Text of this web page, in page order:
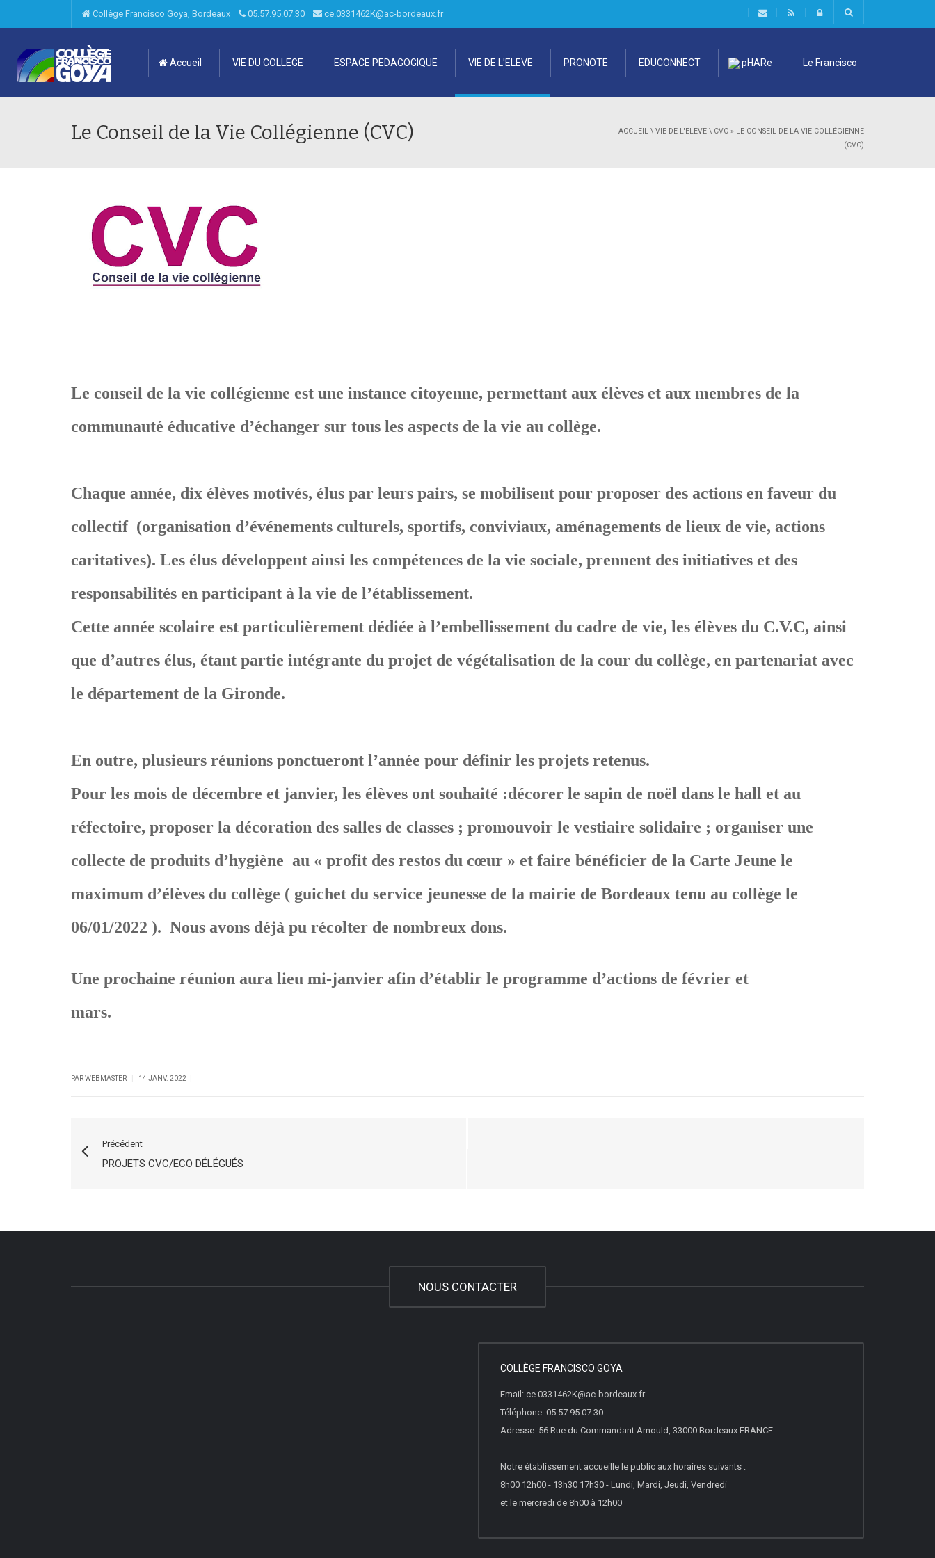
Collège Francisco Goya, Bordeaux 05.57.95.07.30 ce.0331462K@ac-bordeaux.fr
Accueil VIE DU COLLEGE ESPACE PEDAGOGIQUE VIE DE L'ELEVE PRONOTE EDUCONNECT pHARe Le Francisco
Le Conseil de la Vie Collégienne (CVC) ACCUEIL \ VIE DE L'ELEVE \ CVC » LE CONSEIL DE LA VIE COLLÉGIENNE
(CVC)
Le conseil de la vie collégienne est une instance citoyenne, permettant aux élèves et aux membres de la
communauté éducative d’échanger sur tous les aspects de la vie au collège.
Chaque année, dix élèves motivés, élus par leurs pairs, se mobilisent pour proposer des actions en faveur du
collectif (organisation d’événements culturels, sportifs, conviviaux, aménagements de lieux de vie, actions
caritatives). Les élus développent ainsi les compétences de la vie sociale, prennent des initiatives et des
responsabilités en participant à la vie de l’établissement.
Cette année scolaire est particulièrement dédiée à l’embellissement du cadre de vie, les élèves du C.V.C, ainsi
que d’autres élus, étant partie intégrante du projet de végétalisation de la cour du collège, en partenariat avec
le département de la Gironde.
En outre, plusieurs réunions ponctueront l’année pour définir les projets retenus.
Pour les mois de décembre et janvier, les élèves ont souhaité :décorer le sapin de noël dans le hall et au
réfectoire, proposer la décoration des salles de classes ; promouvoir le vestiaire solidaire ; organiser une
collecte de produits d’hygiène au « profit des restos du cœur » et faire bénéficier de la Carte Jeune le
maximum d’élèves du collège ( guichet du service jeunesse de la mairie de Bordeaux tenu au collège le
06/01/2022 ). Nous avons déjà pu récolter de nombreux dons.
Une prochaine réunion aura lieu mi-janvier afin d’établir le programme d’actions de février et
mars.
PAR WEBMASTER 14 JANV. 2022
Précédent
PROJETS CVC/ECO DÉLÉGUÉS
NOUS CONTACTER
COLLÈGE FRANCISCO GOYA
Email: ce.0331462K@ac-bordeaux.fr
Téléphone: 05.57.95.07.30
Adresse: 56 Rue du Commandant Arnould, 33000 Bordeaux FRANCE
Notre établissement accueille le public aux horaires suivants :
8h00 12h00 - 13h30 17h30 - Lundi, Mardi, Jeudi, Vendredi
et le mercredi de 8h00 à 12h00